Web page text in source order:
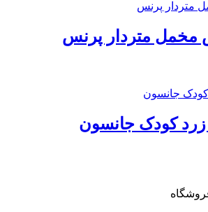
مخمل متردار پرنس